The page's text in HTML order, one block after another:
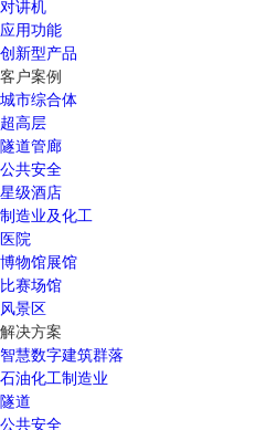
对讲机
应用功能
创新型产品
客户案例
城市综合体
超高层
隧道管廊
公共安全
星级酒店
制造业及化工
医院
博物馆展馆
比赛场馆
风景区
解决方案
智慧数字建筑群落
石油化工制造业
隧道
公共安全